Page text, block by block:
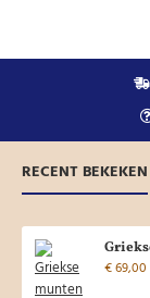
RECENT BEKEKEN
€ 69,00